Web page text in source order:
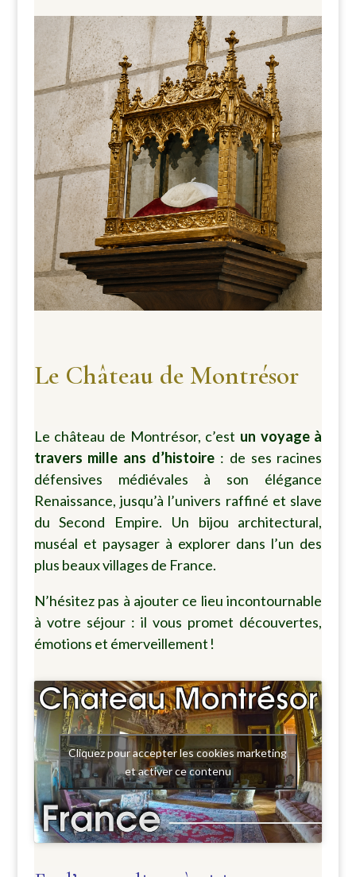
Le Château de Montrésor
Le château de Montrésor, c’est un voyage à
travers mille ans d’histoire : de ses racines
défensives médiévales à son élégance
Renaissance, jusqu’à l’univers raffiné et slave
du Second Empire. Un bijou architectural,
muséal et paysager à explorer dans l’un des
plus beaux villages de France.
N’hésitez pas à ajouter ce lieu incontournable
à votre séjour : il vous promet découvertes,
émotions et émerveillement !
Cliquez pour accepter les cookies marketing
et activer ce contenu